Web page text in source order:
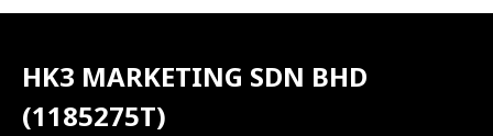
HK3 MARKETING SDN BHD
(1185275T)